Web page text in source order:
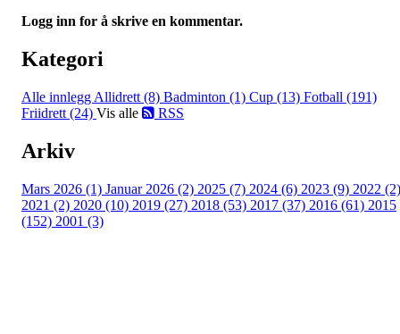
Logg inn for å skrive en kommentar.
Kategori
Alle innlegg Allidrett (8) Badminton (1) Cup (13) Fotball (191)
Friidrett (24) Vis alle RSS
Arkiv
Mars 2026 (1) Januar 2026 (2) 2025 (7) 2024 (6) 2023 (9) 2022 (2)
2021 (2) 2020 (10) 2019 (27) 2018 (53) 2017 (37) 2016 (61) 2015
(152) 2001 (3)